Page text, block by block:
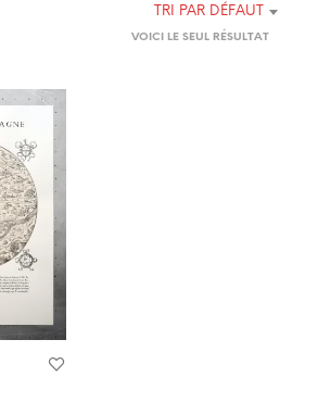
TRI PAR DÉFAUT
VOICI LE SEUL RÉSULTAT